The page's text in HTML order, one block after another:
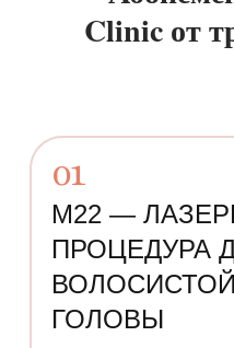
Clinic от
M22 —
ПРОЦЕДУРА
ГОЛОВЫ
01